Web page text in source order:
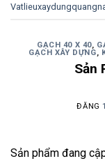
GẠCH 40 X 40,
GẠCH XÂY DỰNG,
Sản
ĐĂNG
Sản phẩm đang